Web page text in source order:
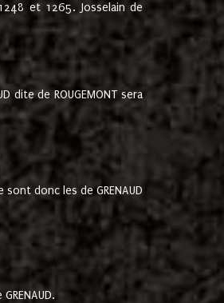
et 1265. Josselain de
dite de ROUGEMONT sera
donc les de GRENAUD